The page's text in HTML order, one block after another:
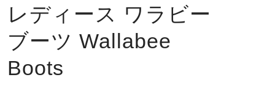
レディース ワラビー
ブーツ Wallabee
Boots